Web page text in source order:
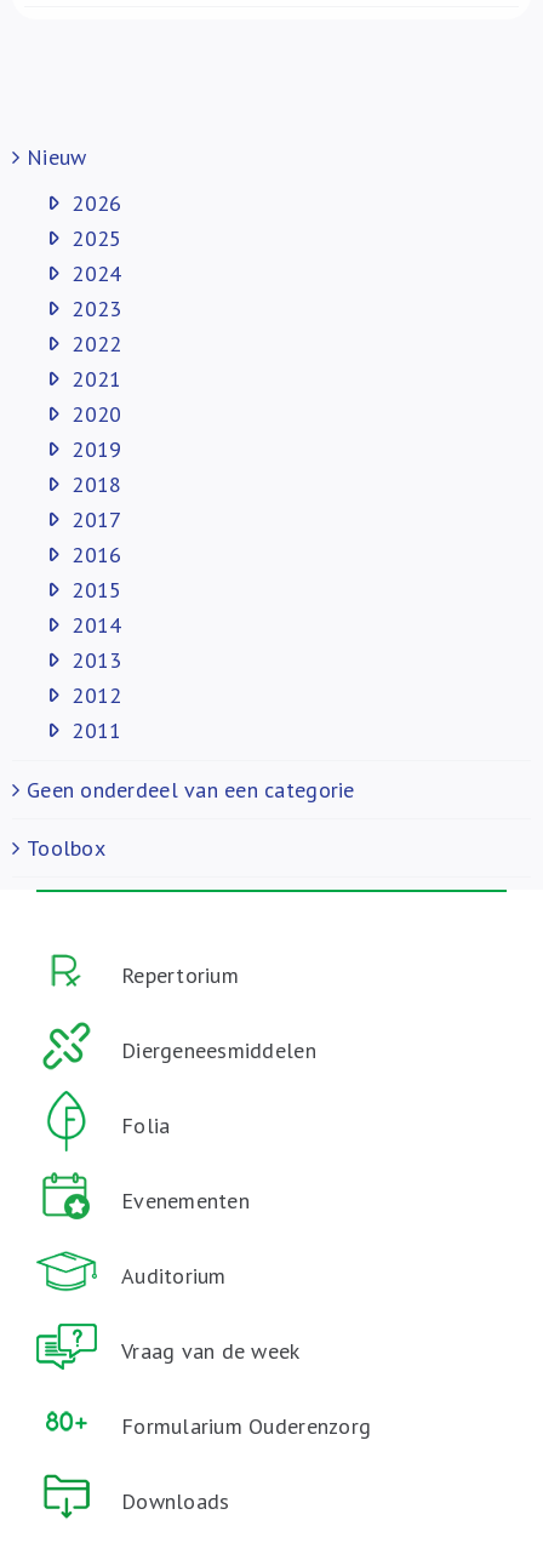
Nieuw
2026
2025
2024
2023
2022
2021
2020
2019
2018
2017
2016
2015
2014
2013
2012
2011
Geen onderdeel van een categorie
Toolbox
Repertorium
Diergeneesmiddelen
Folia
Evenementen
Auditorium
Vraag van de week
Formularium Ouderenzorg
Downloads